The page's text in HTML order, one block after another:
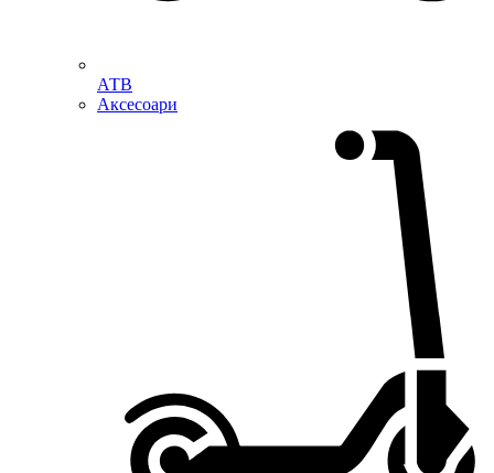
АТВ
Аксесоари